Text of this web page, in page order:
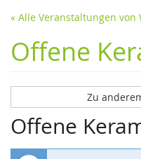
« Alle Veranstaltungen von
Offene
Zu
Offene